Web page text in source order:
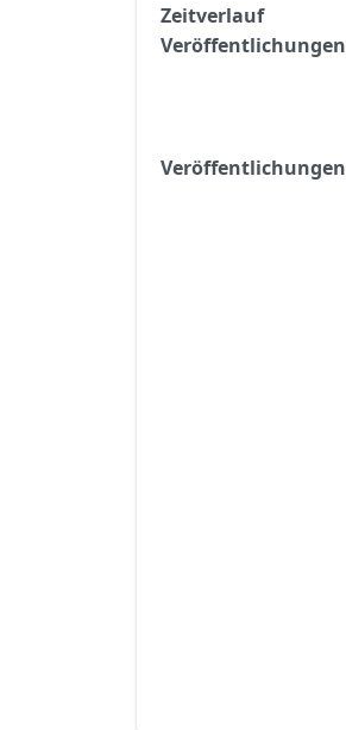
Zeitverlauf
Veröffentlichungen
Veröffentlichungen